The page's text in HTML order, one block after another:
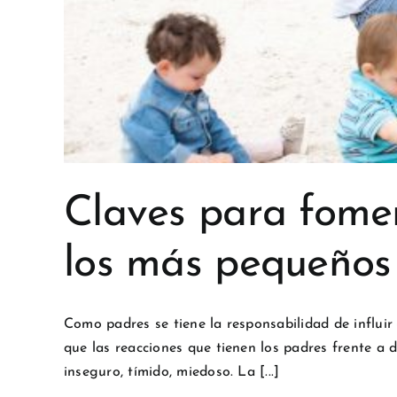
Claves para
los más pequeños
Como padres se tiene la responsabilidad de
que las reacciones que tienen los padres frente a
inseguro, tímido, miedoso. La [...]